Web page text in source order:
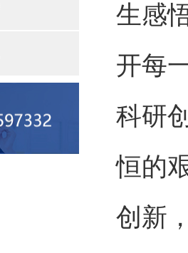
生感
开每
科研
恒的
创新